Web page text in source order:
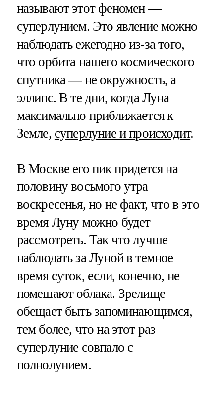
называют этот феномен —
суперлунием. Это явление можно
наблюдать ежегодно из-за того,
что орбита нашего космического
спутника — не окружность, а
эллипс. В те дни, когда Луна
максимально приближается к
Земле, суперлуние и происходит.
В Москве его пик придется на
половину восьмого утра
воскресенья, но не факт, что в это
время Луну можно будет
рассмотреть. Так что лучше
наблюдать за Луной в темное
время суток, если, конечно, не
помешают облака. Зрелище
обещает быть запоминающимся,
тем более, что на этот раз
суперлуние совпало с
полнолунием.